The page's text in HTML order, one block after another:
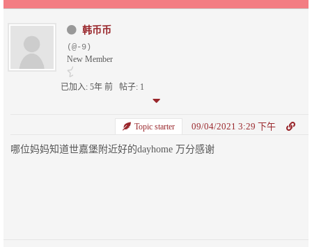
韩币币
(@-9)
New Member
已加入: 5年 前 帖子: 1
Topic starter 09/04/2021 3:29 下午
哪位妈妈知道世嘉堡附近好的dayhome 万分感谢